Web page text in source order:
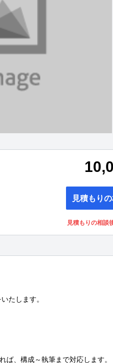
見積もり
見積もりの相談
たします。
ば、構成～執筆まで対応します。